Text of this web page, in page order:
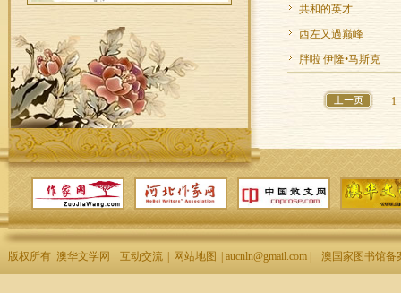
共和的英才
西左又過巅峰
胖啦 伊隆•马斯克
1
版权所有 澳华文学网 互动交流 网站地图 | aucnln@gmail.com | 澳国家图书馆备